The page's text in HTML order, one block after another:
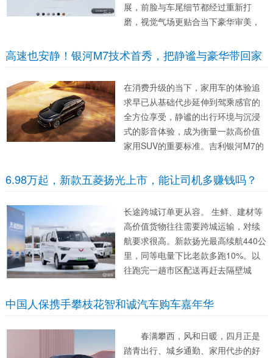
展，前脸与车尾细节都经过重新打
磨，视觉气场更贴合当下豪华审美，
代带来不少全新一代ES外观配置升级
亮点，从灯组造型、车身饰条到轮毂
质感...
高速也安静！银河M7技术首秀，把静谧与豪华带回家
在消费升级的当下，家用车的体验追
求早已从基础代步延伸到驾乘感官的
全方位享受，静谧的出行环境与沉浸
式的影音体验，成为衡量一款高价值
家用SUV的重要标准。吉利银河M7的
载影音两大维度打造出同级领先的硬
核实力，用沉浸式的听觉享受和安静
拉满，...
6.98万起，新款五菱扬光上市，能让司机多赚钱吗？
长途跨城订单更从容。 生鲜、建材等
高价值货物往往需要跨城运输，对续
航要求很高。新款扬光最高续航440公
里，同等电量下比老款多跑10%。以
往跑完一趟市区配送再赶去隔壁城
容易错过接单窗口。现在一天内从容
应对“市区短驳+跨城长途”的组合任
中国人保携手攀枝花智和诚汽车购车嘉年华
春满攀西，风和日暖，四月正是
踏青出行、城乡通勤、家用代步的好